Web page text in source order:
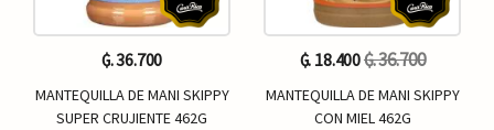
₲. 36.700
MANTEQUILLA DE MANI SKIPPY
SUPER CRUJIENTE 462G
₲. 18.400₲. 36.700
MANTEQUILLA DE MANI SKIPPY
CON MIEL 462G